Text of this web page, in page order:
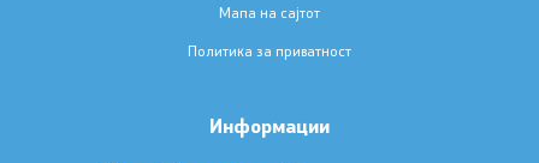
Мапа на сајтот
Политика за приватност
Информации